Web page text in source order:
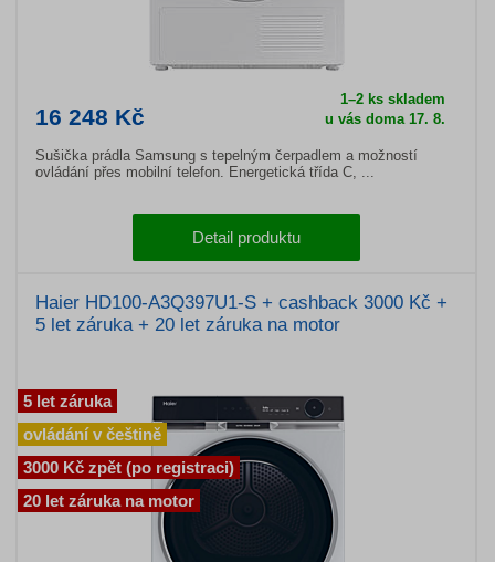
16 248 Kč
1–2 ks skladem
u vás doma 17. 8.
Sušička prádla Samsung s tepelným čerpadlem a možností
ovládání přes mobilní telefon. Energetická třída C, ...
Detail produktu
Haier HD100-A3Q397U1-S + cashback 3000 Kč +
5 let záruka + 20 let záruka na motor
5 let záruka
ovládání v češtině
3000 Kč zpět (po registraci)
20 let záruka na motor